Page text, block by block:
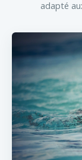
adapté